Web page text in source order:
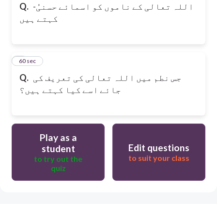
Q. -اللہ تعالی کے ناموں کو اسمائے حسنیُ
کہتے ہیں
Q. جس نطم میں اللہ تعالی کی تعریف کی
جائے اسے کیا کہتے ہیں؟
560 sec
Play as a
student
to try out the
quiz
Edit questions
to suit your class